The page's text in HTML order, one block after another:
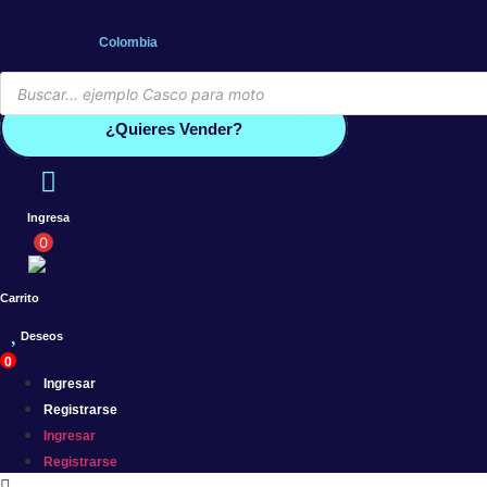
Colombia
Búsqueda
de
productos
¿Quieres Vender?
Ingresa
0
Carrito
Deseos
0
Ingresar
Registrarse
Ingresar
Registrarse